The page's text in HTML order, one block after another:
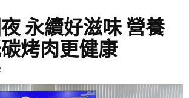
永續好滋味 營養
烤肉更健康